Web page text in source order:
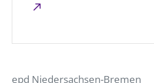
epd Niedersachsen-Bremen